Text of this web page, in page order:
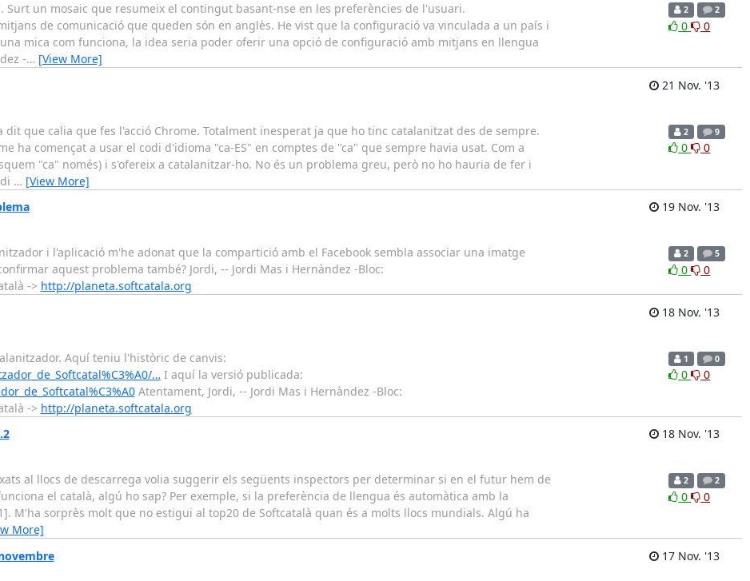
Surt un mosaic que resumeix el contingut basant-nse en les preferències de l'usuari.
de comunicació que queden són en anglès. He vist que la configuració va vinculada a un país i
mica com funciona, la idea seria poder oferir una opció de configuració amb mitjans en llengua
-… [View More]
2 2
0 0
21 Nov. '13
que calia que fes l'acció Chrome. Totalment inesperat ja que ho tinc catalanitzat des de sempre.
ha començat a usar el codi d'idioma "ca-ES" en comptes de "ca" que sempre havia usat. Com a
"ca" només) i s'ofereix a catalanitzar-ho. No és un problema greu, però no ho hauria de fer i
… [View More]
2 9
0 0
19 Nov. '13
i l'aplicació m'he adonat que la compartició amb el Facebook sembla associar una imatge
aquest problema també? Jordi, -- Jordi Mas i Hernàndez -Bloc:
-> http://planeta.softcatala.org
2 5
0 0
18 Nov. '13
Aquí teniu l'històric de canvis:
… I aquí la versió publicada:
Atentament, Jordi, -- Jordi Mas i Hernàndez -Bloc:
-> http://planeta.softcatala.org
1 0
0 0
18 Nov. '13
al llocs de descarrega volia suggerir els següents inspectors per determinar si en el futur hem de
el català, algú ho sap? Per exemple, si la preferència de llengua és automàtica amb la
M'ha sorprès molt que no estigui al top20 de Softcatalà quan és a molts llocs mundials. Algú ha
More]
2 2
0 0
17 Nov. '13